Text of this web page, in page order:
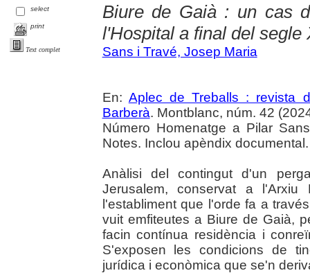
select
print
Text complet
Biure de Gaià : un cas
l'Hospital a final del segle
Sans i Travé, Josep Maria
En: Aplec de Treballs : revista
Barberà. Montblanc, núm. 42
Número Homenatge a Pilar
Notes. Inclou apèndix documental.
Anàlisi del contingut d'un
Jerusalem, conservat a l'Arxiu
l'establiment que l'orde fa a
vuit emfiteutes a Biure de Gaià,
facin contínua residència i
S'exposen les condicions de
jurídica i econòmica que se'n